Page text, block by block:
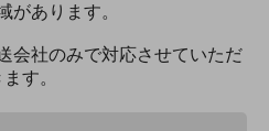
があります。
会社のみで対応させていただ
ます。